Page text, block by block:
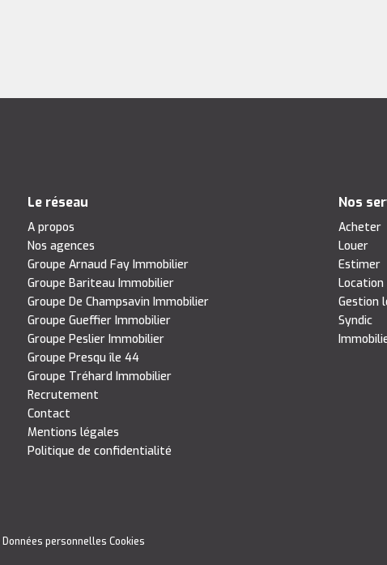
Le réseau
A propos
Nos agences
Groupe Arnaud Fay Immobilier
Groupe Bariteau Immobilier
Groupe De Champsavin Immobilier
Groupe Gueffier Immobilier
Groupe Peslier Immobilier
Groupe Presqu île 44
Groupe Tréhard Immobilier
Recrutement
Contact
Mentions légales
Politique de confidentialité
Nos
Acheter
Louer
Estimer
Location
Gestion
Syndic
Données personnelles Cookies